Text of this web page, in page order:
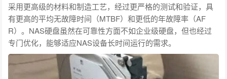
采用更高级的材料和制造工艺，经过更严格的测试和验证，具
有更高的平均无故障时间（MTBF）和更低的年故障率（AF
R）。NAS硬盘虽然在可靠性方面不如企业级硬盘，但也经过
专门优化，能够适应NAS设备长时间运行的需求。